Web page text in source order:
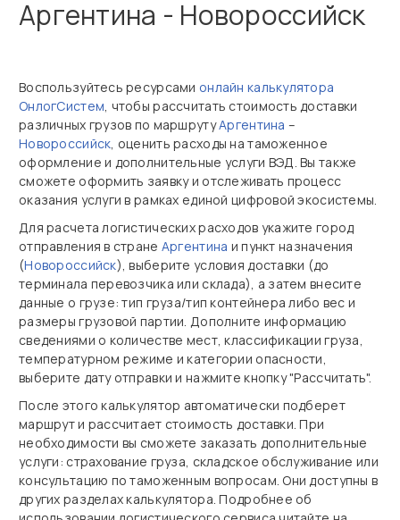
Аргентина - Новороссийск
Воспользуйтесь ресурсами онлайн калькулятора
ОнлогСистем, чтобы рассчитать стоимость доставки
различных грузов по маршрутуАргентина –
Новороссийск, оценить расходы на таможенное
оформление и дополнительные услуги ВЭД. Вы также
сможете оформить заявку и отслеживать процесс
оказания услуги в рамках единой цифровой экосистемы.
Для расчета логистических расходов укажите город
отправления в стране Аргентина и пункт назначения
(Новороссийск), выберите условия доставки (до
терминала перевозчика или склада), а затем внесите
данные о грузе: тип груза/тип контейнера либо вес и
размеры грузовой партии. Дополните информацию
сведениями о количестве мест, классификации груза,
температурном режиме и категории опасности,
выберите дату отправки и нажмите кнопку "Рассчитать".
После этого калькулятор автоматически подберет
маршрут и рассчитает стоимость доставки. При
необходимости вы сможете заказать дополнительные
услуги: страхование груза, складское обслуживание или
консультацию по таможенным вопросам. Они доступны в
других разделах калькулятора. Подробнее об